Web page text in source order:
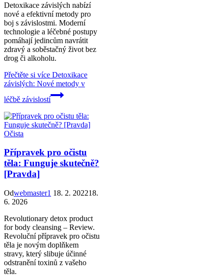
Detoxikace závislých nabízí
nové a efektivní metody pro
boj s závislostmi. Moderní
technologie a léčebné postupy
pomáhají jedincům navrátit
zdravý a soběstačný život bez
drog či alkoholu.
Přečtěte si více Detoxikace
závislých: Nové metody v
léčbě závislostí
Očista
Přípravek pro očistu
těla: Funguje skutečně?
[Pravda]
Odwebmaster1 18. 2. 202218.
6. 2026
Revolutionary detox product
for body cleansing – Review.
Revoluční přípravek pro očistu
těla je novým doplňkem
stravy, který slibuje účinné
odstranění toxinů z vašeho
těla.